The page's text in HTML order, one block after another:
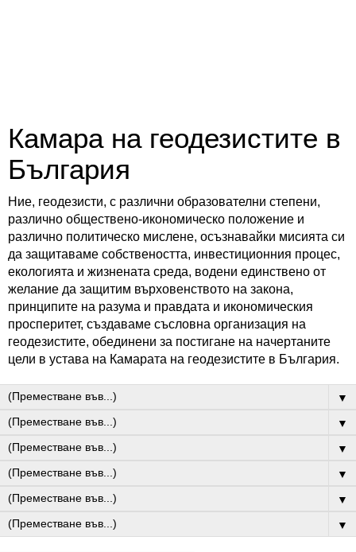
Камара на геодезистите в
България
Ние, геодезисти, с различни образователни степени,
различно обществено-икономическо положение и
различно политическо мислене, осъзнавайки мисията си
да защитаваме собствеността, инвестиционния процес,
екологията и жизнената среда, водени единствено от
желание да защитим върховенството на закона,
принципите на разума и правдата и икономическия
просперитет, създаваме съсловна организация на
геодезистите, обединени за постигане на начертаните
цели в устава на Камарата на геодезистите в България.
▼
▼
▼
▼
▼
▼